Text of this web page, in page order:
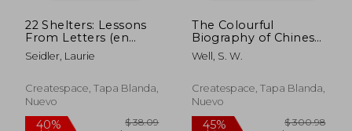
22 Shelters: Lessons
From Letters (en
Inglés)
Seidler, Laurie
Createspace, Tapa Blanda,
Nuevo
The Colourful
Biography of Chinese
Characters, Volume 3:
The Complete Book
with Their Stories in
Colour, Volume 3 (en
Well, S. W.
Createspace, Tapa Blanda,
Nuevo